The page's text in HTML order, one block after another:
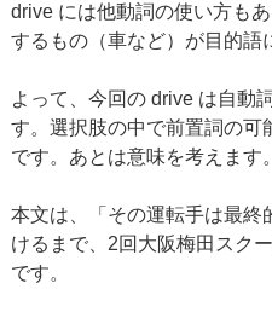
drive には他動詞の使い方も
するもの（車など）が目的語
よって、今回の drive は自動
す。選択肢の中で前置詞の可
です。あとは意味を考えます。
本文は、「その運転手は最終
けるまで、2回大阪梅田スク
です。